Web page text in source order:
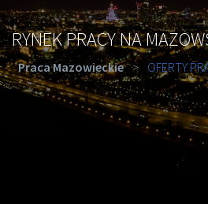
RYNEK PRACY NA
Praca Mazowieckie > OFERTY